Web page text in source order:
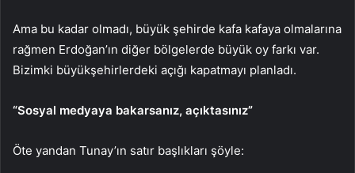
Ama bu kadar olmadı, büyük şehirde kafa kafaya olmalarına
rağmen Erdoğan’ın diğer bölgelerde büyük oy farkı var.
Bizimki büyükşehirlerdeki açığı kapatmayı planladı.
“Sosyal medyaya bakarsanız, açıktasınız”
Öte yandan Tunay’ın satır başlıkları şöyle: